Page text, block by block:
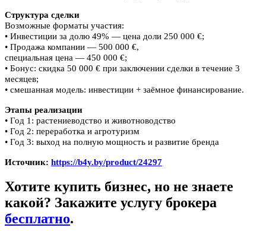
Структура сделки
Возможные форматы участия:
• Инвестиции за долю 49% — цена доли 250 000 €;
• Продажа компании — 500 000 €,
специальная цена — 450 000 €;
• Бонус: скидка 50 000 € при заключении сделки в течение 3
месяцев;
• смешанная модель: инвестиции + заёмное финансирование.
Этапы реализации
• Год 1: растениеводство и животноводство
• Год 2: переработка и агротуризм
• Год 3: выход на полную мощность и развитие бренда
Источник: https://b4y.by/product/24297
Хотите купить бизнес, но не знаете
какой? Закажите услугу брокера
бесплатно.